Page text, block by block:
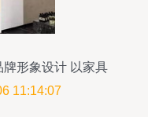
形象设计 以家具
传播
11:14:07